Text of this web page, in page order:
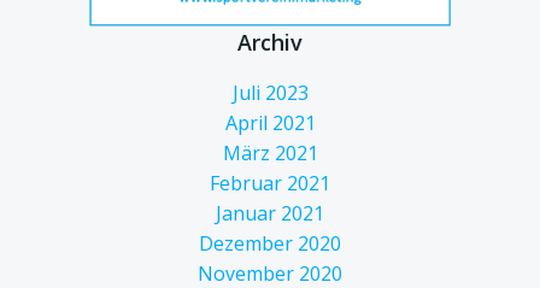
Archiv
Juli 2023
April 2021
März 2021
Februar 2021
Januar 2021
Dezember 2020
November 2020